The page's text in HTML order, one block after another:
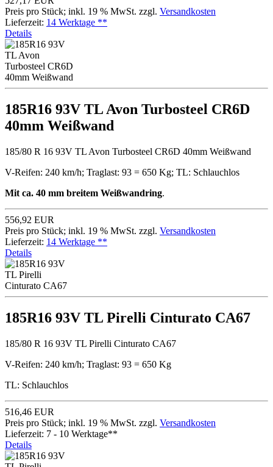
Preis pro Stück; inkl. 19 % MwSt. zzgl. Versandkosten
Lieferzeit: 14 Werktage **
Details
185R16 93V TL Avon Turbosteel CR6D
40mm Weißwand
185/80 R 16 93V TL Avon Turbosteel CR6D 40mm Weißwand
V-Reifen: 240 km/h; Traglast: 93 = 650 Kg; TL: Schlauchlos
Mit ca. 40 mm breitem Weißwandring.
556,92 EUR
Preis pro Stück; inkl. 19 % MwSt. zzgl. Versandkosten
Lieferzeit: 14 Werktage **
Details
185R16 93V TL Pirelli Cinturato CA67
185/80 R 16 93V TL Pirelli Cinturato CA67
V-Reifen: 240 km/h; Traglast: 93 = 650 Kg
TL: Schlauchlos
516,46 EUR
Preis pro Stück; inkl. 19 % MwSt. zzgl. Versandkosten
Lieferzeit: 7 - 10 Werktage**
Details